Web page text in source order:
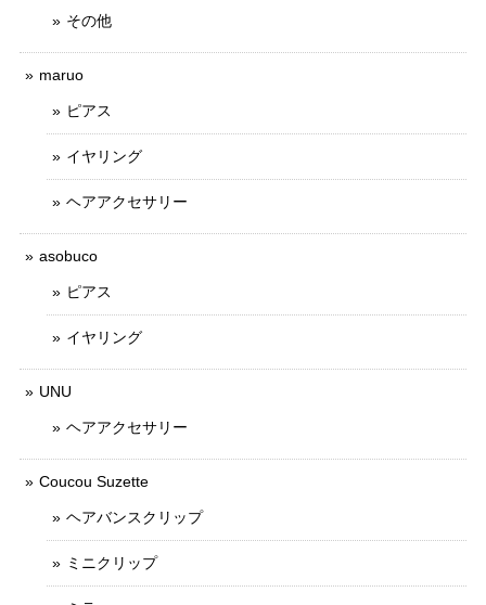
その他
maruo
ピアス
イヤリング
ヘアアクセサリー
asobuco
ピアス
イヤリング
UNU
ヘアアクセサリー
Coucou Suzette
ヘアバンスクリップ
ミニクリップ